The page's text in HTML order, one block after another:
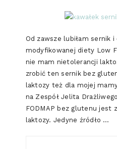
Od zawsze lubiłam sernik
modyfikowanej diety Low
nie mam nietolerancji
zrobić ten sernik bez
laktozy też dla mojej
na Zespół Jelita
FODMAP bez glutenu jest
laktozy. Jedyne źródło …